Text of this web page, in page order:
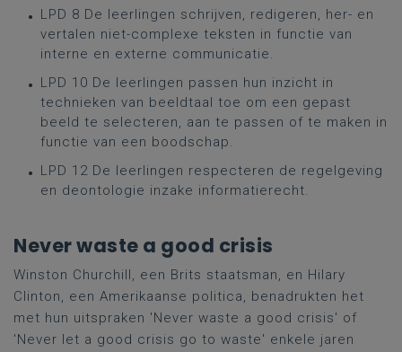
LPD 8 De leerlingen schrijven, redigeren, her- en
vertalen niet-complexe teksten in functie van
interne en externe communicatie.
LPD 10 De leerlingen passen hun inzicht in
technieken van beeldtaal toe om een gepast
beeld te selecteren, aan te passen of te maken in
functie van een boodschap.
LPD 12 De leerlingen respecteren de regelgeving
en deontologie inzake informatierecht.
Never waste a good crisis
Winston Churchill, een Brits staatsman, en Hilary
Clinton, een Amerikaanse politica, benadrukten het
met hun uitspraken 'Never waste a good crisis' of
'Never let a good crisis go to waste' enkele jaren